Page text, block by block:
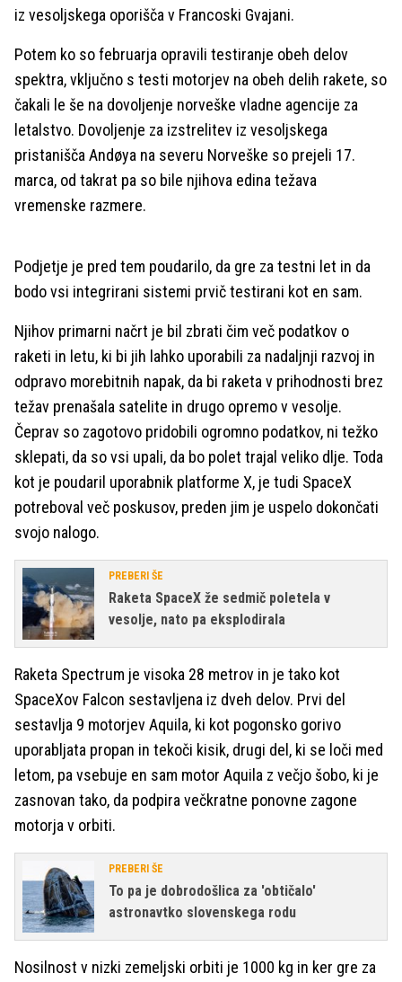
iz vesoljskega oporišča v Francoski Gvajani.
Potem ko so februarja opravili testiranje obeh delov
spektra, vključno s testi motorjev na obeh delih rakete, so
čakali le še na dovoljenje norveške vladne agencije za
letalstvo. Dovoljenje za izstrelitev iz vesoljskega
pristanišča Andøya na severu Norveške so prejeli 17.
marca, od takrat pa so bile njihova edina težava
vremenske razmere.
Podjetje je pred tem poudarilo, da gre za testni let in da
bodo vsi integrirani sistemi prvič testirani kot en sam.
Njihov primarni načrt je bil zbrati čim več podatkov o
raketi in letu, ki bi jih lahko uporabili za nadaljnji razvoj in
odpravo morebitnih napak, da bi raketa v prihodnosti brez
težav prenašala satelite in drugo opremo v vesolje.
Čeprav so zagotovo pridobili ogromno podatkov, ni težko
sklepati, da so vsi upali, da bo polet trajal veliko dlje. Toda
kot je poudaril uporabnik platforme X, je tudi SpaceX
potreboval več poskusov, preden jim je uspelo dokončati
svojo nalogo.
PREBERI ŠE
Raketa SpaceX že sedmič poletela v
vesolje, nato pa eksplodirala
Raketa Spectrum je visoka 28 metrov in je tako kot
SpaceXov Falcon sestavljena iz dveh delov. Prvi del
sestavlja 9 motorjev Aquila, ki kot pogonsko gorivo
uporabljata propan in tekoči kisik, drugi del, ki se loči med
letom, pa vsebuje en sam motor Aquila z večjo šobo, ki je
zasnovan tako, da podpira večkratne ponovne zagone
motorja v orbiti.
PREBERI ŠE
To pa je dobrodošlica za 'obtičalo'
astronavtko slovenskega rodu
Nosilnost v nizki zemeljski orbiti je 1000 kg in ker gre za